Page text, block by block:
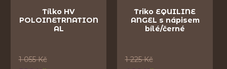
Tílko HV
POLOINETRNATION
AL
1 055 Kč
Triko EQUILINE
ANGEL s nápisem
bílé/černé
1 225 Kč